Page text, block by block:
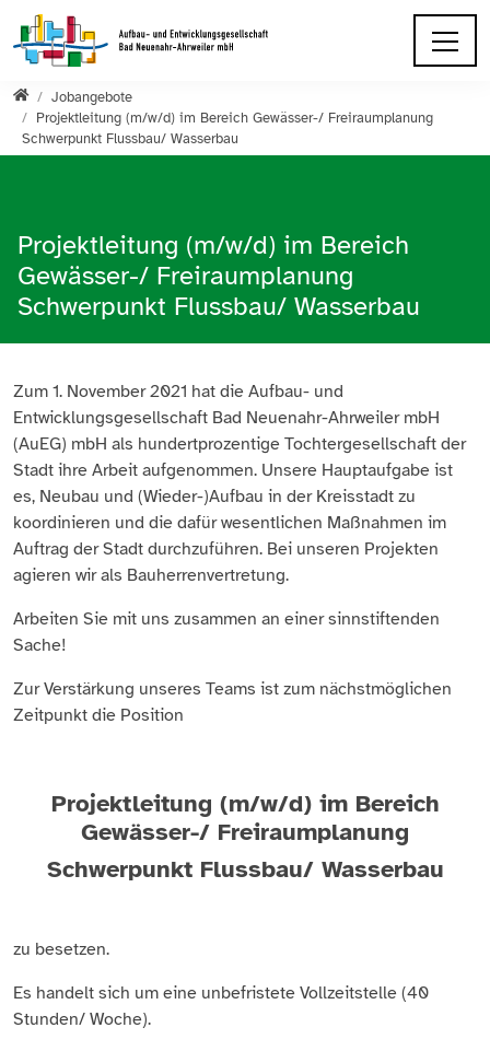
Direkt zur Hauptnavigation springen
Direkt zum Inhalt springen
Startseite
Jobangebote
Projektleitung (m/w/d) im Bereich Gewässer-/ Freiraumplanung
Schwerpunkt Flussbau/ Wasserbau
Projektleitung (m/w/d) im Bereich
Gewässer-/ Freiraumplanung
Schwerpunkt Flussbau/ Wasserbau
Zum 1. November 2021 hat die Aufbau- und
Entwicklungsgesellschaft Bad Neuenahr-Ahrweiler mbH
(AuEG) mbH als hundertprozentige Tochtergesellschaft der
Stadt ihre Arbeit aufgenommen. Unsere Hauptaufgabe ist
es, Neubau und (Wieder-)Aufbau in der Kreisstadt zu
koordinieren und die dafür wesentlichen Maßnahmen im
Auftrag der Stadt durchzuführen. Bei unseren Projekten
agieren wir als Bauherrenvertretung.
Arbeiten Sie mit uns zusammen an einer sinnstiftenden
Sache!
Zur Verstärkung unseres Teams ist zum nächstmöglichen
Zeitpunkt die Position
Projektleitung (m/w/d) im Bereich
Gewässer-/ Freiraumplanung
Schwerpunkt Flussbau/ Wasserbau
zu besetzen.
Es handelt sich um eine unbefristete Vollzeitstelle (40
Stunden/ Woche).